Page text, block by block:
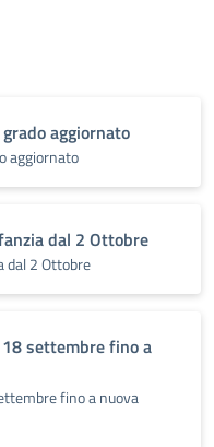
aggiornato
aggiornato
dal 2 Ottobre
dal 2 Ottobre
settembre fino a
fino a nuova